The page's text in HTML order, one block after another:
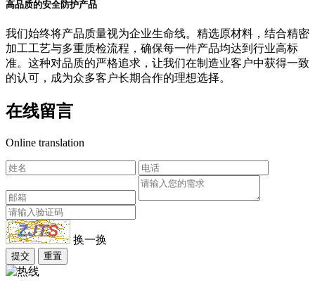
高品质的安全防护产品
我们始终将产品质量视为企业生命线。精选原材料，结合精密
加工工艺与多重质检流程，确保每一件产品均达到行业高标
准。这种对品质的严格追求，让我们在制造业客户中获得一致
的认可，成为众多客户长期合作的理想选择。
在线留言
Online translation
换一换
提交 重置